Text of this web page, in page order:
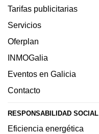
Tarifas publicitarias
Servicios
Oferplan
INMOGalia
Eventos en Galicia
Contacto
RESPONSABILIDAD SOCIAL
Eficiencia energética